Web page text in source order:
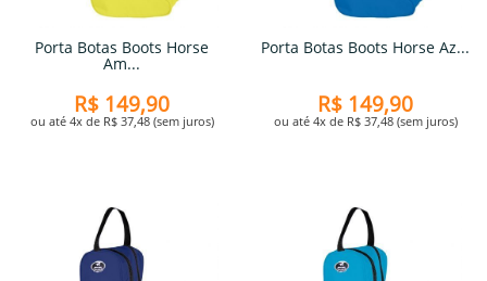
Porta Botas Boots Horse
Am...
R$ 149,90
ou até 4x de R$ 37,48 (sem juros)
Porta Botas Boots Horse Az...
R$ 149,90
ou até 4x de R$ 37,48 (sem juros)